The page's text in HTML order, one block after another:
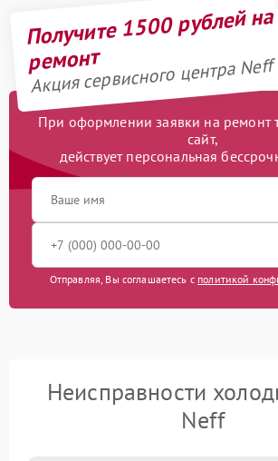
Получите 1500 рублей на
ремонт
Акция сервисного центра Neff
При оформлении заявки на ремонт
сайт,
действует персональная
Отправляя, Вы соглашаетесь с политикой
Неисправности
Neff